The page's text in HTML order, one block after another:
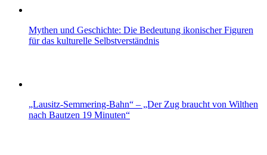
Mythen und Geschichte: Die Bedeutung ikonischer Figuren
für das kulturelle Selbstverständnis
„Lausitz-Semmering-Bahn“ – „Der Zug braucht von Wilthen
nach Bautzen 19 Minuten“